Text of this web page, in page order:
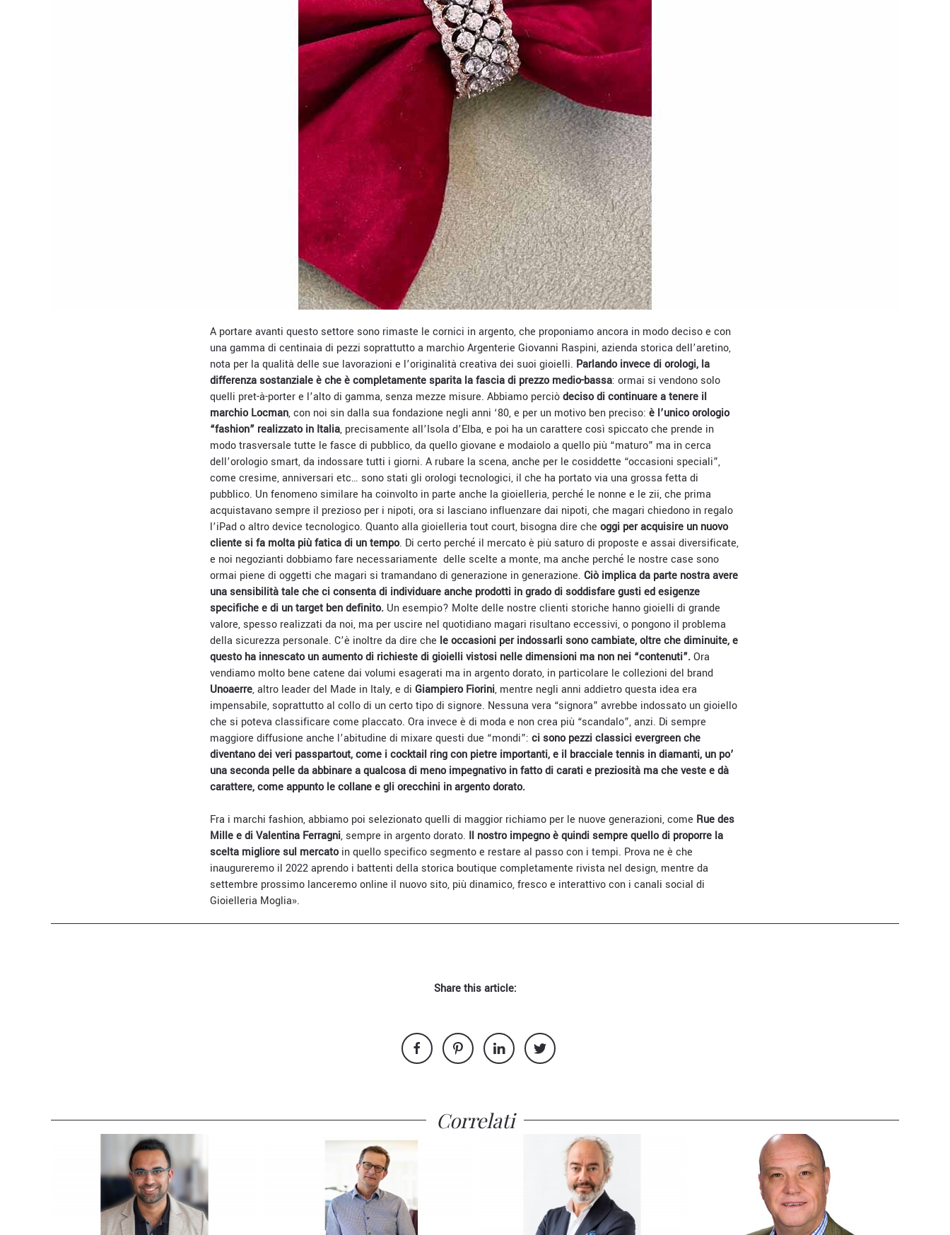
A portare avanti questo settore sono rimaste le cornici in argento, che proponiamo ancora in modo deciso e con
una gamma di centinaia di pezzi soprattutto a marchio Argenterie Giovanni Raspini, azienda storica dell’aretino,
nota per la qualità delle sue lavorazioni e l’originalità creativa dei suoi gioielli. Parlando invece di orologi, la
differenza sostanziale è che è completamente sparita la fascia di prezzo medio-bassa: ormai si vendono solo
quelli pret-à-porter e l’alto di gamma, senza mezze misure. Abbiamo perciòdeciso di continuare a tenere il
marchio Locman, con noi sin dalla sua fondazione negli anni ‘80, e per un motivo ben preciso: è l’unico orologio
“fashion” realizzato in Italia, precisamente all’Isola d’Elba, e poi ha un carattere così spiccato che prende in
modo trasversale tutte le fasce di pubblico, da quello giovane e modaiolo a quello più “maturo” ma in cerca
dell’orologio smart, da indossare tutti i giorni. A rubare la scena, anche per le cosiddette “occasioni speciali”,
come cresime, anniversari etc… sono stati gli orologi tecnologici, il che ha portato via una grossa fetta di
pubblico. Un fenomeno similare ha coinvolto in parte anche la gioielleria, perché le nonne e le zii, che prima
acquistavano sempre il prezioso per i nipoti, ora si lasciano influenzare dai nipoti, che magari chiedono in regalo
l’iPad o altro device tecnologico. Quanto alla gioielleria tout court, bisogna dire che oggi per acquisire un nuovo
cliente si fa molta più fatica di un tempo. Di certo perché il mercato è più saturo di proposte e assai diversificate,
e noi negozianti dobbiamo fare necessariamente delle scelte a monte, ma anche perché le nostre case sono
ormai piene di oggetti che magari si tramandano di generazione in generazione. Ciò implica da parte nostra avere
una sensibilità tale che ci consenta di individuare anche prodotti in grado di soddisfare gusti ed esigenze
specifiche e di un target ben definito. Un esempio? Molte delle nostre clienti storiche hanno gioielli di grande
valore, spesso realizzati da noi, ma per uscire nel quotidiano magari risultano eccessivi, o pongono il problema
della sicurezza personale. C’è inoltre da dire che le occasioni per indossarli sono cambiate, oltre che diminuite, e
questo ha innescato un aumento di richieste di gioielli vistosi nelle dimensioni ma non nei “contenuti”.Ora
vendiamo molto bene catene dai volumi esagerati ma in argento dorato, in particolare le collezioni del brand
Unoaerre, altro leader del Made in Italy, e di Giampiero Fiorini, mentre negli anni addietro questa idea era
impensabile, soprattutto al collo di un certo tipo di signore. Nessuna vera “signora” avrebbe indossato un gioiello
che si poteva classificare come placcato. Ora invece è di moda e non crea più “scandalo”, anzi. Di sempre
maggiore diffusione anche l’abitudine di mixare questi due “mondi”: ci sono pezzi classici evergreen che
diventano dei veri passpartout, come i cocktail ring con pietre importanti, e il bracciale tennis in diamanti, un po’
una seconda pelle da abbinare a qualcosa di meno impegnativo in fatto di carati e preziosità ma che veste e dà
carattere, come appunto le collane e gli orecchini in argento dorato.
Fra i marchi fashion, abbiamo poi selezionato quelli di maggior richiamo per le nuove generazioni, come Rue des
Mille e di Valentina Ferragni, sempre in argento dorato. Il nostro impegno è quindi sempre quello di proporre la
scelta migliore sul mercatoin quello specifico segmento e restare al passo con i tempi. Prova ne è che
inaugureremo il 2022 aprendo i battenti della storica boutique completamente rivista nel design, mentre da
settembre prossimo lanceremo online il nuovo sito, più dinamico, fresco e interattivo con i canali social di
Gioielleria Moglia».
Share this article:
Correlati